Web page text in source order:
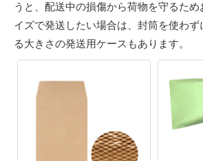
うと、配送中の損傷から荷物を守るた
イズで発送したい場合は、封筒を使わず
る大きさの発送用ケースもあります。